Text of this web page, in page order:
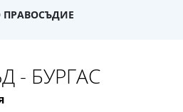
ПРАВОСЪДИЕ
- БУРГАС